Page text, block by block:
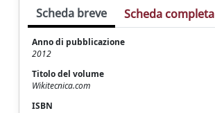
Scheda breve Scheda completa
Anno di pubblicazione
2012
Titolo del volume
Wikitecnica.com
ISBN